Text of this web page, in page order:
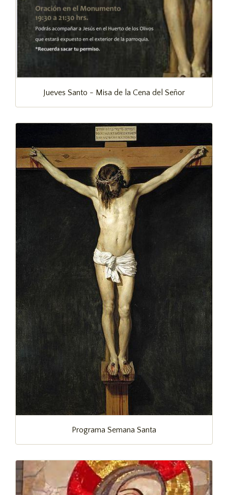
Jueves Santo - Misa de la Cena del Señor
Programa Semana Santa